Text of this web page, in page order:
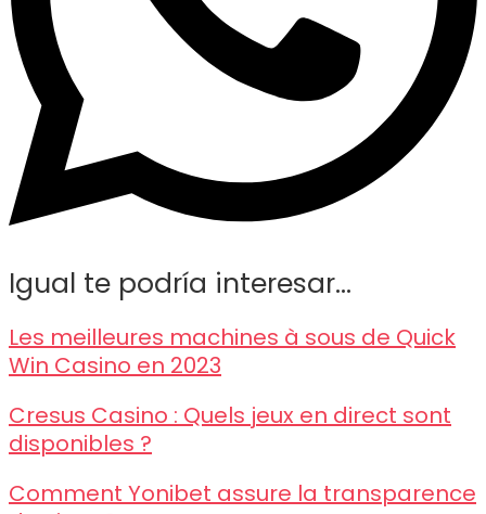
Igual te podría interesar...
Les meilleures machines à sous de Quick
Win Casino en 2023
Cresus Casino : Quels jeux en direct sont
disponibles ?
Comment Yonibet assure la transparence